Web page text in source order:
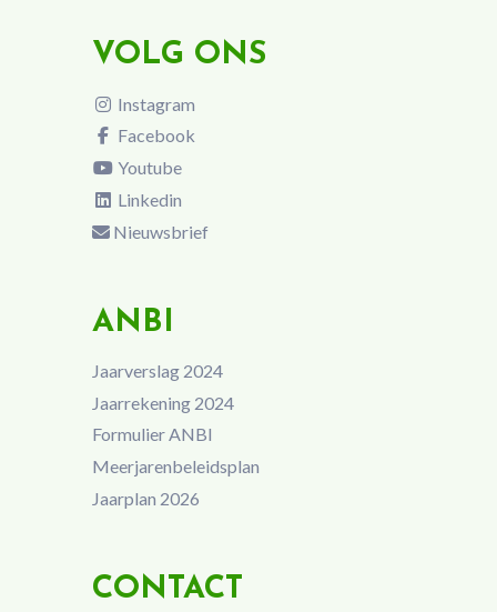
VOLG ONS
Instagram
Facebook
Youtube
Linkedin
Nieuwsbrief
ANBI
Jaarverslag 2024
Jaarrekening 2024
Formulier ANBI
Meerjarenbeleidsplan
Jaarplan 2026
CONTACT